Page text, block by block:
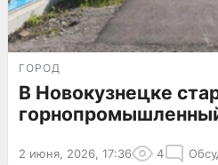
ГОРОД
В Новокузнецке
2 июня, 2026, 17:36 4